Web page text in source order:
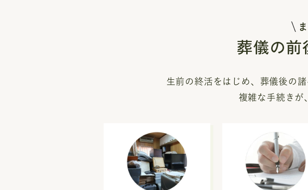
葬儀の前
生前の終活をはじめ、葬儀後の諸
複雑な手続きが